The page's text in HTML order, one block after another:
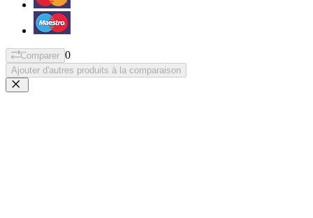
Comparer 0
Ajouter d'autres produits à la comparaison